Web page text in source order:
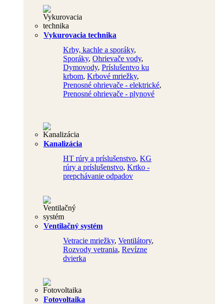
Vykurovacia technika
Krby, kachle a sporáky,
Sporáky, Ohrievače vody,
Dymovody, Príslušentvo ku
krbom, Krbové mriežky,
Prenosné ohrievače - elektrické,
Prenosné ohrievače - plynové
Kanalizácia
HT rúry a príslušenstvo, KG
rúry a príslušenstvo, Krtko -
prepchávanie odpadov
Ventilačný systém
Vetracie mriežky, Ventilátory,
Rozvody vetrania, Revízne
dvierka
Fotovoltaika